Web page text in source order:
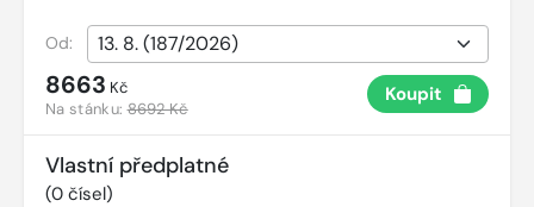
Od:
8663 Kč
Na stánku:8692 Kč
Koupit
Vlastní předplatné
(0 čísel)